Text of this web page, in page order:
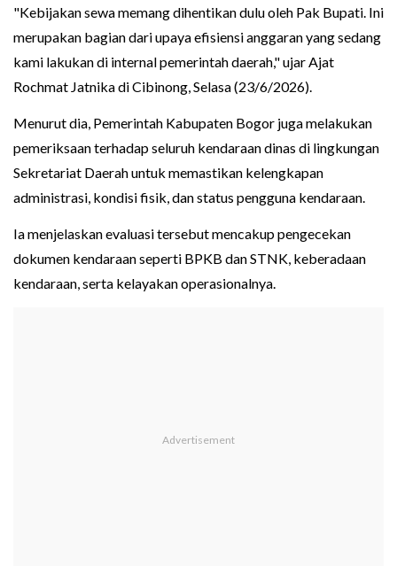
"Kebijakan sewa memang dihentikan dulu oleh Pak Bupati. Ini
merupakan bagian dari upaya efisiensi anggaran yang sedang
kami lakukan di internal pemerintah daerah," ujar Ajat
Rochmat Jatnika di Cibinong, Selasa (23/6/2026).
Menurut dia, Pemerintah Kabupaten Bogor juga melakukan
pemeriksaan terhadap seluruh kendaraan dinas di lingkungan
Sekretariat Daerah untuk memastikan kelengkapan
administrasi, kondisi fisik, dan status pengguna kendaraan.
Ia menjelaskan evaluasi tersebut mencakup pengecekan
dokumen kendaraan seperti BPKB dan STNK, keberadaan
kendaraan, serta kelayakan operasionalnya.